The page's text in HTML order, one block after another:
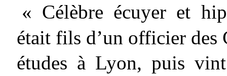
« Célèbre écuyer et
était fils d’un officier des
études à Lyon, puis